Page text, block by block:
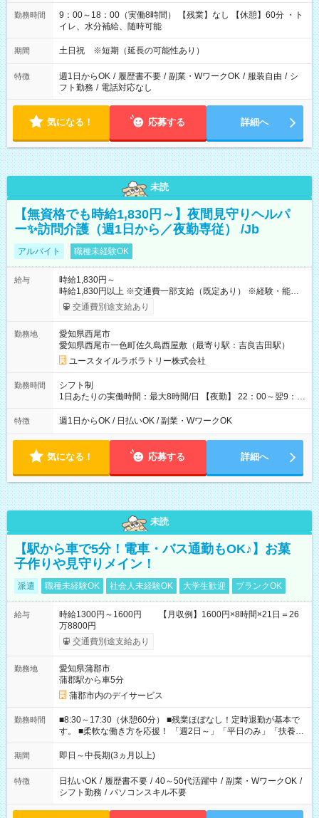
勤務時間
9：00～18：00（実働8時間） 【残業】なし 【休憩】60分 ・ト
イレ、水分補給、随時可能
期間 土日祝 ※短期（延長の可能性あり）
特徴 週1日からOK / 履歴書不要 / 副業・WワークOK / 服装自由 / シ
フト勤務 / 電話対応なし
気になる！ 応募する 詳細へ
未読
【無資格でも時給1,830円～】夜間見守りヘルパ
ー✨訪問介護（週1日から／夜勤専従） /Jb
アルバイト 職種未経験OK
給与
時給1,830円～
時給1,830円以上 ※交通費一部支給（既定あり） ※経験・能力を
考慮して決定します 【収入例】 週1回勤務の場合：1,830円×8時
間×4回=5万8,560円 週3回勤務の場合：1,830円×8時間×12回
月 ※ 雇用形態と給与に、本採用時と異なる部分があります。 雇
用形態：本採用時と同じです。 給与：時給 1,570円以上
交通費別途支給あり
勤務地
愛知県西尾市
愛知県西尾市一色町佐久島西屋敷（最寄り駅：吉良吉田駅）
ユースタイルラボラトリー株式会社
勤務時間
シフト制
1日あたりの実働時間：最大8時間/日 【夜勤】 22：00～翌9：
00 ※週1日～OK ／ 夜勤専従 ＊＊ 勤務時間例 ＊＊ ■22時か
ら翌7時 ■23時から翌8時 ■24時から翌9時 など ※上記の時間
ます。 ※曜日固定（毎週同じ曜日での勤務となります）
特徴 週1日からOK / 日払いOK / 副業・WワークOK
気になる！ 応募する 詳細へ
未読
【駅から車で5分！電車・バス通勤もOK♪】お菓
子作りや見守りメイン！
派遣 職種未経験OK 社会人未経験OK 大学生歓迎 ブランクOK
給与
時給1300円～1600円 【月収例】1600円×8時間×21日＝26
万8800円
交通費別途支給あり
勤務地
愛知県蒲郡市
蒲郡駅から車5分
蒲郡市内のデイサービス
勤務時間
■8:30～17:30（休憩60分） ■残業ほぼなし！定時退勤が基本で
す。 ■柔軟な働き方を応援！ 「週2日～」「平日のみ」「扶養内
勤務」など、あなたの生活に合わせた相談が可能。 無理な連勤
もありませんので、自分のペースを大切にしながら、長く安心
保できるため、主婦（夫）の方も無理なく続けていただけま
す。
期間 即日～中長期(3ヵ月以上)
特徴 日払いOK / 履歴書不要 / 40～50代活躍中 / 副業・WワークOK /
シフト勤務 / パソコンスキル不要